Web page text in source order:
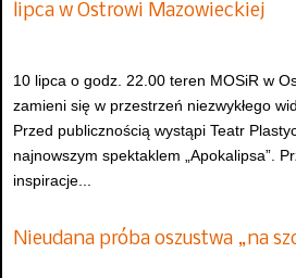
lipca w Ostrowi Mazowieckiej
10 lipca o godz. 22.00 teren MOSiR w
zamieni się w przestrzeń niezwykłego
Przed publicznością wystąpi Teatr
najnowszym spektaklem „Apokalipsa”.
inspiracje...
Nieudana próba oszustwa „na